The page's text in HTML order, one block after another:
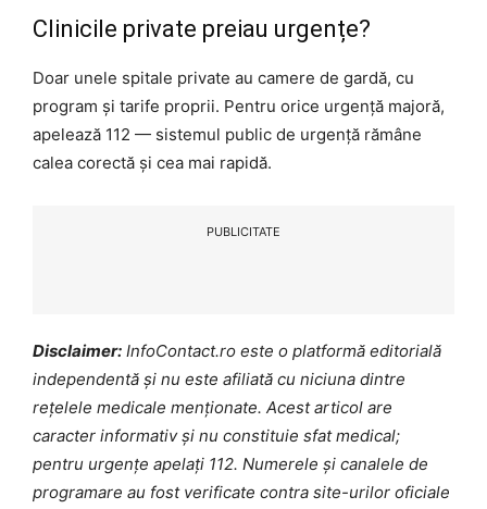
Clinicile private preiau urgențe?
Doar unele spitale private au camere de gardă, cu
program și tarife proprii. Pentru orice urgență majoră,
apelează 112 — sistemul public de urgență rămâne
calea corectă și cea mai rapidă.
PUBLICITATE
Disclaimer: InfoContact.ro este o platformă editorială
independentă și nu este afiliată cu niciuna dintre
rețelele medicale menționate. Acest articol are
caracter informativ și nu constituie sfat medical;
pentru urgențe apelați 112. Numerele și canalele de
programare au fost verificate contra site-urilor oficiale